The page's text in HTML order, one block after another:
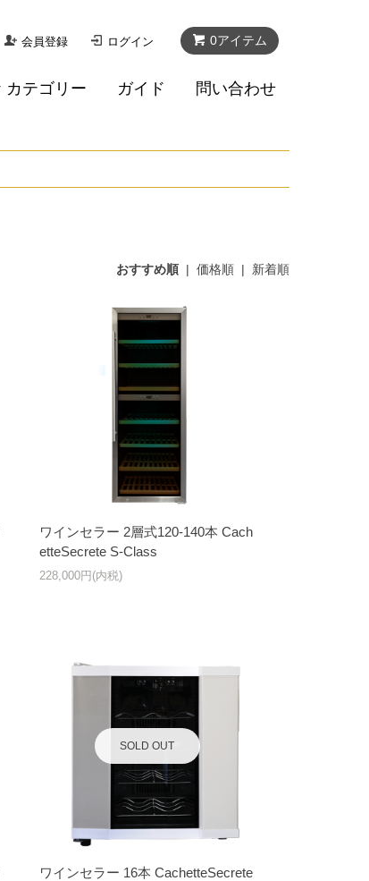
0アイテム
会員登録 ログイン
カテゴリー ガイド 問い合わせ
おすすめ順 | 価格順 | 新着順
ワインセラー 2層式120-140本 Cach
etteSecrete S-Class
228,000円(内税)
SOLD OUT
ワインセラー 16本 CachetteSecrete